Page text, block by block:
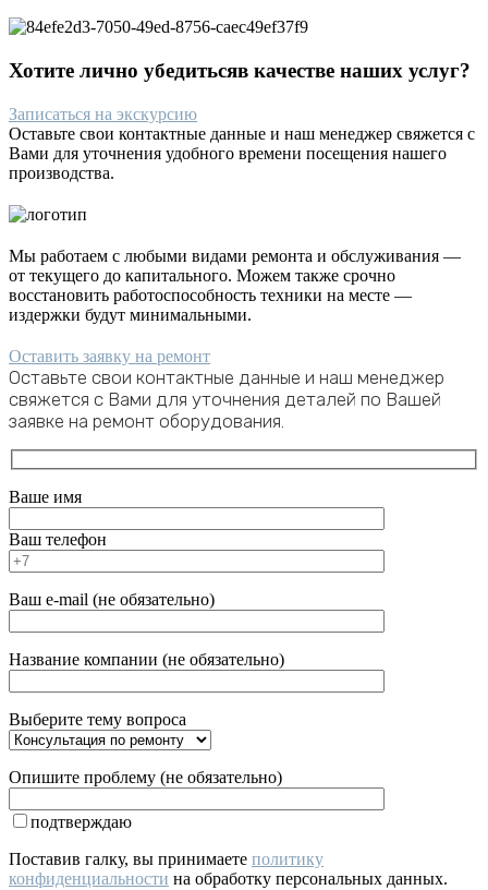
Хотите лично убедитьсяв качестве наших услуг?
Записаться на экскурсию
Оставьте свои контактные данные и наш менеджер свяжется с
Вами для уточнения удобного времени посещения нашего
производства.
Мы работаем с любыми видами ремонта и обслуживания —
от текущего до капитального. Можем также срочно
восстановить работоспособность техники на месте —
издержки будут минимальными.
Оставить заявку на ремонт
Оставьте свои контактные данные и наш менеджер
свяжется с Вами для уточнения деталей по Вашей
заявке на ремонт оборудования.
Ваше имя
Ваш телефон
Ваш e-mail (не обязательно)
Название компании (не обязательно)
Выберите тему вопроса
Опишите проблему (не обязательно)
подтверждаю
Поставив галку, вы принимаете политику
конфиденциальности на обработку персональных данных.